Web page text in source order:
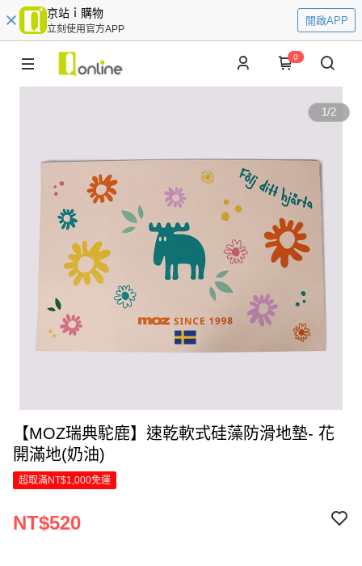
京站ｉ購物
立刻使用官方APP
開啟APP
0
1/2
【MOZ瑞典駝鹿】速乾軟式硅藻防滑地墊- 花
開滿地(奶油)
超取滿NT$1,000免運
NT$520